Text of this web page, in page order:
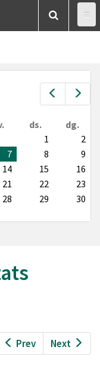
Prev
ds.
dg.
1
2
7 8
9
14 15
16
21 22
23
28 29
30
Prev Next